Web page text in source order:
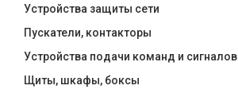
Устройства защиты сети
Пускатели, контакторы
Устройства подачи команд и сигналов
Щиты, шкафы, боксы